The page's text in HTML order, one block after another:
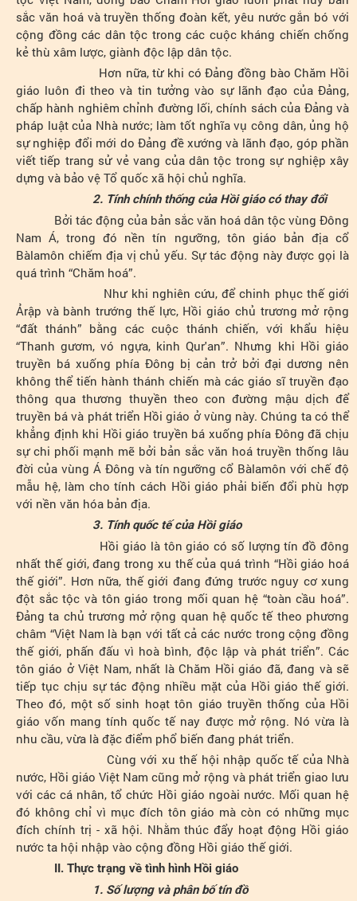
sắc văn hoá và truyền thống đoàn kết, yêu nước gắn bó với
cộng đồng các dân tộc trong các cuộc kháng chiến chống
kẻ thù xâm lược, giành độc lập dân tộc.
Hơn nữa, từ khi có Đảng đồng bào Chăm Hồi
giáo luôn đi theo và tin tưởng vào sự lãnh đạo của Đảng,
chấp hành nghiêm chỉnh đường lối, chính sách của Đảng và
pháp luật của Nhà nước; làm tốt nghĩa vụ công dân, ủng hộ
sự nghiệp đổi mới do Đảng đề xướng và lãnh đạo, góp phần
viết tiếp trang sử vẻ vang của dân tộc trong sự nghiệp xây
dựng và bảo vệ Tổ quốc xã hội chủ nghĩa.
2. Tính chính thống của Hồi giáo có thay đổi
Bởi tác động của bản sắc văn hoá dân tộc vùng Đông
Nam Á, trong đó nền tín ngưỡng, tôn giáo bản địa cổ
Bàlamôn chiếm địa vị chủ yếu. Sự tác động này được gọi là
quá trình “Chăm hoá”.
Như khi nghiên cứu, để chinh phục thế giới
Ảrập và bành trướng thế lực, Hồi giáo chủ trương mở rộng
“đất thánh” bằng các cuộc thánh chiến, với khẩu hiệu
“Thanh gươm, vó ngựa, kinh Qur'an”. Nhưng khi Hồi giáo
truyền bá xuống phía Đông bị cản trở bởi đại dương nên
không thể tiến hành thánh chiến mà các giáo sĩ truyền đạo
thông qua thương thuyền theo con đường mậu dịch để
truyền bá và phát triển Hồi giáo ở vùng này. Chúng ta có thể
khẳng định khi Hồi giáo truyền bá xuống phía Đông đã chịu
sự chi phối mạnh mẽ bởi bản sắc văn hoá truyền thống lâu
đời của vùng Á Đông và tín ngưỡng cổ Bàlamôn với chế độ
mẫu hệ, làm cho tính cách Hồi giáo phải biến đổi phù hợp
với nền văn hóa bản địa.
3. Tính quốc tế của Hồi giáo
Hồi giáo là tôn giáo có số lượng tín đồ đông
nhất thế giới, đang trong xu thế của quá trình “Hồi giáo hoá
thế giới”. Hơn nữa, thế giới đang đứng trước nguy cơ xung
đột sắc tộc và tôn giáo trong mối quan hệ “toàn cầu hoá”.
Đảng ta chủ trương mở rộng quan hệ quốc tế theo phương
châm “Việt Nam là bạn với tất cả các nước trong cộng đồng
thế giới, phấn đấu vì hoà bình, độc lập và phát triển”. Các
tôn giáo ở Việt Nam, nhất là Chăm Hồi giáo đã, đang và sẽ
tiếp tục chịu sự tác động nhiều mặt của Hồi giáo thế giới.
Theo đó, một số sinh hoạt tôn giáo truyền thống của Hồi
giáo vốn mang tính quốc tế nay được mở rộng. Nó vừa là
nhu cầu, vừa là đặc điểm phổ biến đang phát triển.
Cùng với xu thế hội nhập quốc tế của Nhà
nước, Hồi giáo Việt Nam cũng mở rộng và phát triển giao lưu
với các cá nhân, tổ chức Hồi giáo ngoài nước. Mối quan hệ
đó không chỉ vì mục đích tôn giáo mà còn có những mục
đích chính trị - xã hội. Nhằm thúc đẩy hoạt động Hồi giáo
nước ta hội nhập vào cộng đồng Hồi giáo thế giới.
II. Thực trạng về tình hình Hồi giáo
1. Số lượng và phân bố tín đồ